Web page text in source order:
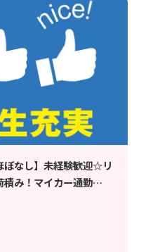
ぼなし】未経験歓迎☆リ
み！マイカー通勤